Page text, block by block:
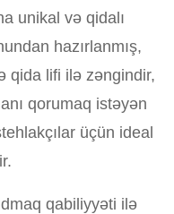
unikal və qidalı
hazırlanmış,
qida lifi ilə zəngindir,
qorumaq istəyən
üçün ideal
qabiliyyəti ilə